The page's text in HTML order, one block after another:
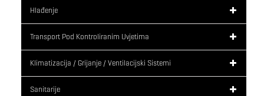
Hlađenje
Transport Pod Kontroliranim Uvjetima
Klimatizacija / Grijanje / Ventilacijski Sistemi
Sanitarije